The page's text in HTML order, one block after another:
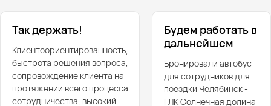
Так держать!
Клиентоориентированность,
быстрота решения вопроса,
сопровождение клиента на
протяжении всего процесса
сотрудничества, высокий
Будем работать в
дальнейшем
Бронировали автобус
для сотрудников для
поездки Челябинск -
ГЛК Солнечная долина